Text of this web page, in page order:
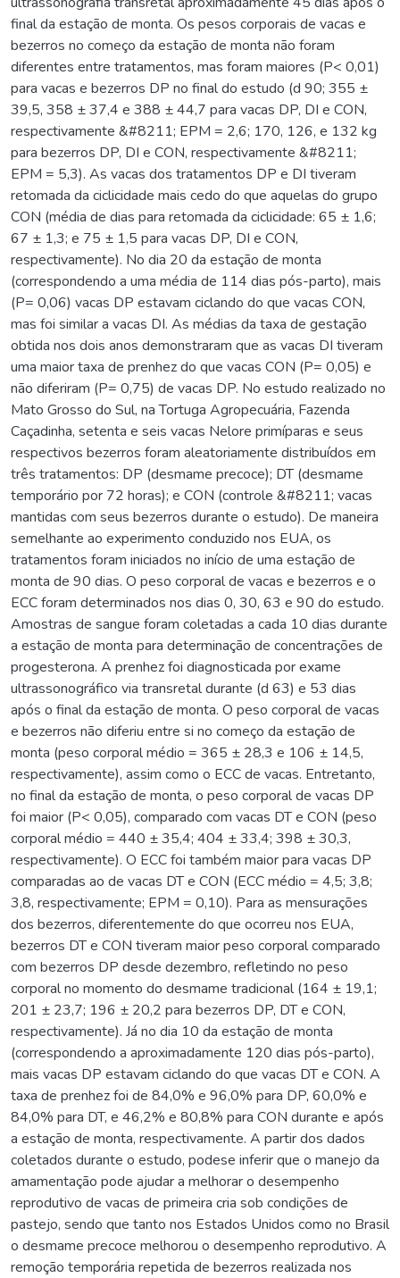
final da estação de monta. Os pesos corporais de vacas e
bezerros no começo da estação de monta não foram
diferentes entre tratamentos, mas foram maiores (P< 0,01)
para vacas e bezerros DP no final do estudo (d 90; 355 ±
39,5, 358 ± 37,4 e 388 ± 44,7 para vacas DP, DI e CON,
respectivamente &#8211; EPM = 2,6; 170, 126, e 132 kg
para bezerros DP, DI e CON, respectivamente &#8211;
EPM = 5,3). As vacas dos tratamentos DP e DI tiveram
retomada da ciclicidade mais cedo do que aquelas do grupo
CON (média de dias para retomada da ciclicidade: 65 ± 1,6;
67 ± 1,3; e 75 ± 1,5 para vacas DP, DI e CON,
respectivamente). No dia 20 da estação de monta
(correspondendo a uma média de 114 dias pós-parto), mais
(P= 0,06) vacas DP estavam ciclando do que vacas CON,
mas foi similar a vacas DI. As médias da taxa de gestação
obtida nos dois anos demonstraram que as vacas DI tiveram
uma maior taxa de prenhez do que vacas CON (P= 0,05) e
não diferiram (P= 0,75) de vacas DP. No estudo realizado no
Mato Grosso do Sul, na Tortuga Agropecuária, Fazenda
Caçadinha, setenta e seis vacas Nelore primíparas e seus
respectivos bezerros foram aleatoriamente distribuídos em
três tratamentos: DP (desmame precoce); DT (desmame
temporário por 72 horas); e CON (controle &#8211; vacas
mantidas com seus bezerros durante o estudo). De maneira
semelhante ao experimento conduzido nos EUA, os
tratamentos foram iniciados no início de uma estação de
monta de 90 dias. O peso corporal de vacas e bezerros e o
ECC foram determinados nos dias 0, 30, 63 e 90 do estudo.
Amostras de sangue foram coletadas a cada 10 dias durante
a estação de monta para determinação de concentrações de
progesterona. A prenhez foi diagnosticada por exame
ultrassonográfico via transretal durante (d 63) e 53 dias
após o final da estação de monta. O peso corporal de vacas
e bezerros não diferiu entre si no começo da estação de
monta (peso corporal médio = 365 ± 28,3 e 106 ± 14,5,
respectivamente), assim como o ECC de vacas. Entretanto,
no final da estação de monta, o peso corporal de vacas DP
foi maior (P< 0,05), comparado com vacas DT e CON (peso
corporal médio = 440 ± 35,4; 404 ± 33,4; 398 ± 30,3,
respectivamente). O ECC foi também maior para vacas DP
comparadas ao de vacas DT e CON (ECC médio = 4,5; 3,8;
3,8, respectivamente; EPM = 0,10). Para as mensurações
dos bezerros, diferentemente do que ocorreu nos EUA,
bezerros DT e CON tiveram maior peso corporal comparado
com bezerros DP desde dezembro, refletindo no peso
corporal no momento do desmame tradicional (164 ± 19,1;
201 ± 23,7; 196 ± 20,2 para bezerros DP, DT e CON,
respectivamente). Já no dia 10 da estação de monta
(correspondendo a aproximadamente 120 dias pós-parto),
mais vacas DP estavam ciclando do que vacas DT e CON. A
taxa de prenhez foi de 84,0% e 96,0% para DP, 60,0% e
84,0% para DT, e 46,2% e 80,8% para CON durante e após
a estação de monta, respectivamente. A partir dos dados
coletados durante o estudo, podese inferir que o manejo da
amamentação pode ajudar a melhorar o desempenho
reprodutivo de vacas de primeira cria sob condições de
pastejo, sendo que tanto nos Estados Unidos como no Brasil
o desmame precoce melhorou o desempenho reprodutivo. A
remoção temporária repetida de bezerros realizada nos